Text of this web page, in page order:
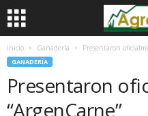
Inicio Ganadería Presentaron
GANADERÍA
Presentaron
“ArgenCarne”